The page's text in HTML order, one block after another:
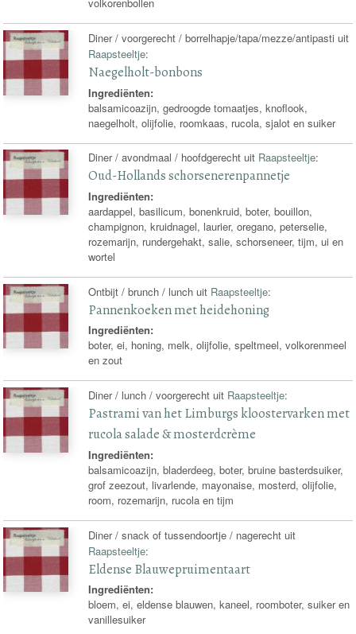
Diner / voorgerecht / borrelhapje/tapa/mezze/antipasti uit
Raapsteeltje:
Naegelholt-bonbons
Ingrediënten:
balsamicoazijn, gedroogde tomaatjes, knoflook,
naegelholt, olijfolie, roomkaas, rucola, sjalot en suiker
Diner / avondmaal / hoofdgerecht uit Raapsteeltje:
Oud-Hollands schorsenerenpannetje
Ingrediënten:
aardappel, basilicum, bonenkruid, boter, bouillon,
champignon, kruidnagel, laurier, oregano, peterselie,
rozemarijn, rundergehakt, salie, schorseneer, tijm, ui en
wortel
Ontbijt / brunch / lunch uit Raapsteeltje:
Pannenkoeken met heidehoning
Ingrediënten:
boter, ei, honing, melk, olijfolie, speltmeel, volkorenmeel
en zout
Diner / lunch / voorgerecht uit Raapsteeltje:
Pastrami van het Limburgs kloostervarken met
rucola salade & mosterdcrème
Ingrediënten:
balsamicoazijn, bladerdeeg, boter, bruine basterdsuiker,
grof zeezout, livarlende, mayonaise, mosterd, olijfolie,
room, rozemarijn, rucola en tijm
Diner / snack of tussendoortje / nagerecht uit
Raapsteeltje:
Eldense Blauwepruimentaart
Ingrediënten:
bloem, ei, eldense blauwen, kaneel, roomboter, suiker en
vanillesuiker